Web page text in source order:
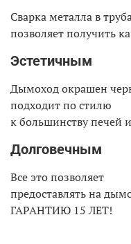
Сварка металла в
позволяет получить
Эстетичным
Дымоход окрашен
подходит по стилю
к большинству печей
Долговечным
Все это позволяет
предоставлять на
ГАРАНТИЮ 15 ЛЕТ!